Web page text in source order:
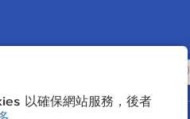
以確保網站服務，後者